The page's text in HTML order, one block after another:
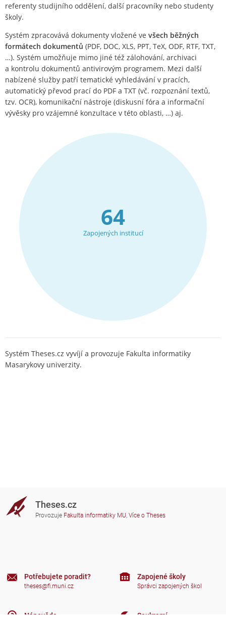
referenty studijního oddělení, další pracovníky nebo studenty
školy.
Systém zpracovává dokumenty vložené ve všech běžných
formátech dokumentů (PDF, DOC, XLS, PPT, TeX, ODF, RTF, TXT,
…). Systém umožňuje mimo jiné též zálohování, archivaci
a kontrolu dokumentů antivirovým programem. Mezi další
nabízené služby patří tematické vyhledávání v pracích,
automatický převod prací do PDF a TXT (vč. rozpoznání textů,
tzv. OCR), komunikační nástroje (diskusní fóra a informační
vývěsky pro vzájemné konzultace v této oblasti, …) aj.
64
Zapojených institucí
Systém Theses.cz vyvíjí a provozuje Fakulta informatiky
Masarykovy univerzity.
Theses.cz
Provozuje Fakulta informatiky MU, Více o Theses
Potřebujete poradit?
theses@fi.muni.cz
Nápověda
Zapojené školy
Správci zapojených škol
Soukromí